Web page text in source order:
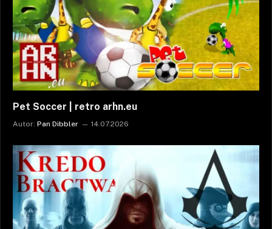
Pet Soccer | retro arhn.eu
Autor: Pan Dibbler 14.07.2026